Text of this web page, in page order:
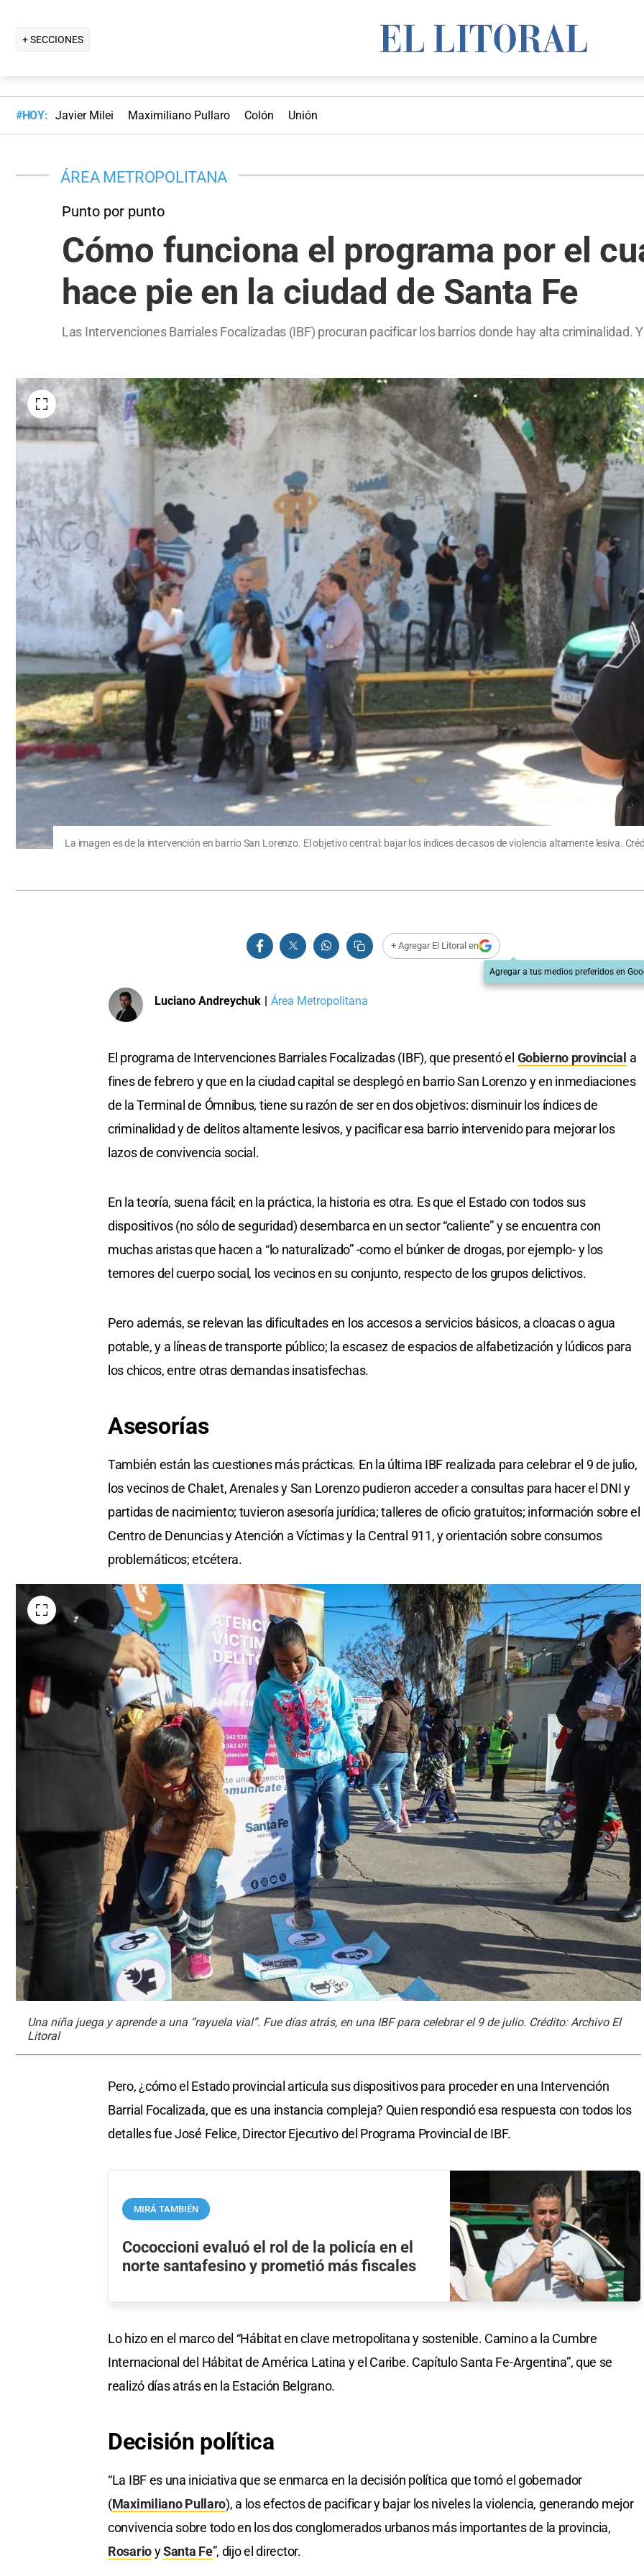
+ SECCIONES
#HOY: Javier Milei Maximiliano Pullaro Colón Unión
ÁREA METROPOLITANA
Punto por punto
Cómo funciona el programa por el
hace pie en la ciudad de Santa Fe
Las Intervenciones Barriales Focalizadas (IBF) procuran pacificar los barrios donde hay alta criminalidad.
La imagen es de la intervención en barrio San Lorenzo. El objetivo central: bajar los índices de casos de violencia altamente lesiva.
+ Agregar El Litoral en
Agregar a tus medios preferidos en
Luciano Andreychuk | Área Metropolitana
El programa de Intervenciones Barriales Focalizadas (IBF), que presentó el Gobierno provincial a
fines de febrero y que en la ciudad capital se desplegó en barrio San Lorenzo y en inmediaciones
de la Terminal de Ómnibus, tiene su razón de ser en dos objetivos: disminuir los índices de
criminalidad y de delitos altamente lesivos, y pacificar esa barrio intervenido para mejorar los
lazos de convivencia social.
En la teoría, suena fácil; en la práctica, la historia es otra. Es que el Estado con todos sus
dispositivos (no sólo de seguridad) desembarca en un sector “caliente” y se encuentra con
muchas aristas que hacen a “lo naturalizado” -como el búnker de drogas, por ejemplo- y los
temores del cuerpo social, los vecinos en su conjunto, respecto de los grupos delictivos.
Pero además, se relevan las dificultades en los accesos a servicios básicos, a cloacas o agua
potable, y a líneas de transporte público; la escasez de espacios de alfabetización y lúdicos para
los chicos, entre otras demandas insatisfechas.
Asesorías
También están las cuestiones más prácticas. En la última IBF realizada para celebrar el 9 de julio,
los vecinos de Chalet, Arenales y San Lorenzo pudieron acceder a consultas para hacer el DNI y
partidas de nacimiento; tuvieron asesoría jurídica; talleres de oficio gratuitos; información sobre el
Centro de Denuncias y Atención a Víctimas y la Central 911, y orientación sobre consumos
problemáticos; etcétera.
Una niña juega y aprende a una “rayuela vial”. Fue días atrás, en una IBF para celebrar el 9 de julio. Crédito: Archivo El
Litoral
Pero, ¿cómo el Estado provincial articula sus dispositivos para proceder en una Intervención
Barrial Focalizada, que es una instancia compleja? Quien respondió esa respuesta con todos los
detalles fue José Felice, Director Ejecutivo del Programa Provincial de IBF.
MIRÁ TAMBIÉN
Cococcioni evaluó el rol de la policía en el
norte santafesino y prometió más fiscales
Lo hizo en el marco del “Hábitat en clave metropolitana y sostenible. Camino a la Cumbre
Internacional del Hábitat de América Latina y el Caribe. Capítulo Santa Fe-Argentina”, que se
realizó días atrás en la Estación Belgrano.
Decisión política
“La IBF es una iniciativa que se enmarca en la decisión política que tomó el gobernador
(Maximiliano Pullaro), a los efectos de pacificar y bajar los niveles la violencia, generando mejor
convivencia sobre todo en los dos conglomerados urbanos más importantes de la provincia,
RosarioySanta Fe”, dijo el director.